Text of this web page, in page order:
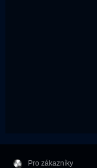
Pro zákazníky